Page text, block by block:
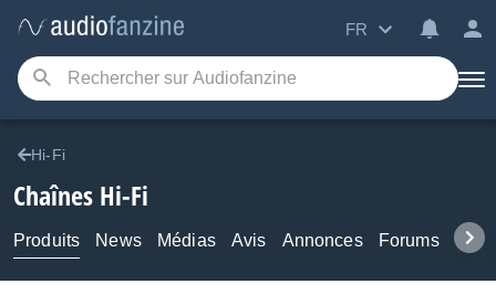
FR
Hi-Fi
Chaînes Hi-Fi
Produits News Médias Avis Annonces Forums